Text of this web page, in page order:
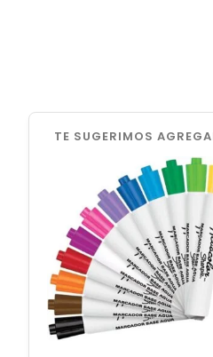
TE SUGERIMOS